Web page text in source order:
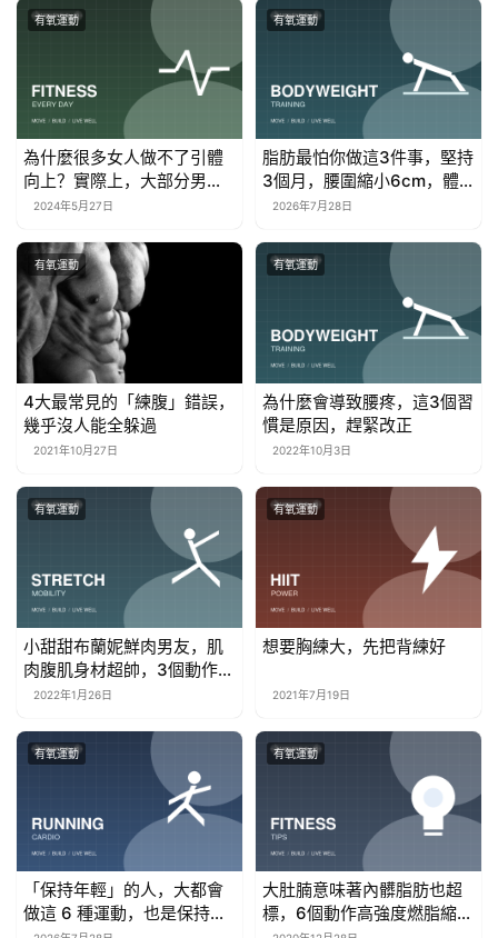
有氧運動
為什麼很多女人做不了引體
向上？實際上，大部分男人
也做不了！
2024年5月27日
有氧運動
脂肪最怕你做這3件事，堅持
3個月，腰圍縮小6cm，體
重掉20斤！
2026年7月28日
有氧運動
4大最常見的「練腹」錯誤，
幾乎沒人能全躲過
2021年10月27日
有氧運動
為什麼會導致腰疼，這3個習
慣是原因，趕緊改正
2022年10月3日
有氧運動
小甜甜布蘭妮鮮肉男友，肌
肉腹肌身材超帥，3個動作
get同款
2022年1月26日
有氧運動
想要胸練大，先把背練好
2021年7月19日
有氧運動
「保持年輕」的人，大都會
做這 6 種運動，也是保持凍
有氧運動
大肚腩意味著內髒脂肪也超
標，6個動作高強度燃脂縮贅